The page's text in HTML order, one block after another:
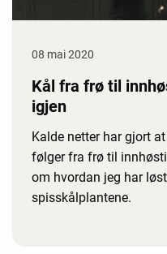
08 mai 2020
Kål fra frø til
igjen
Kalde netter har gjort
følger fra frø til
om hvordan jeg har
spisskålplantene.